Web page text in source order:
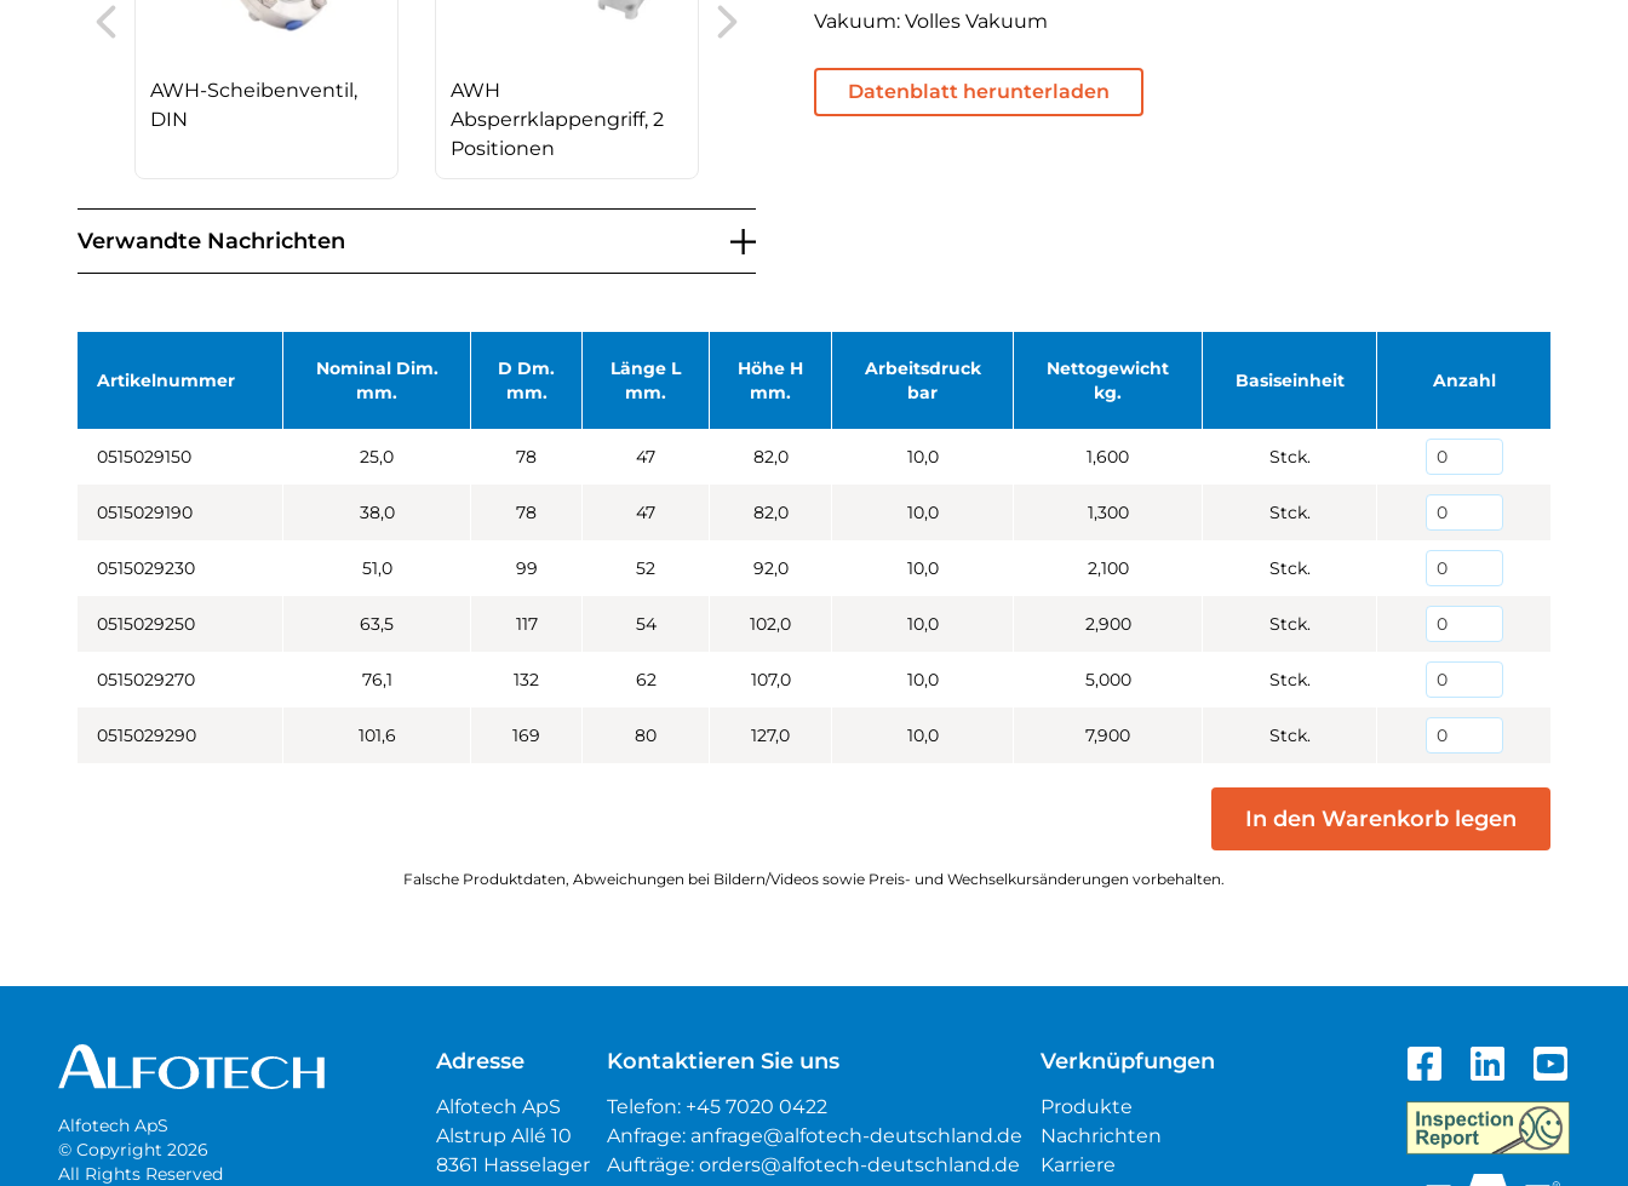
AWH-Scheibenventil,
DIN
AWH
Absperrklappengriff, 2
Positionen
Verwandte Nachrichten
Vakuum: Volles Vakuum
Datenblatt herunterladen
Artikelnummer
Nominal Dim.
mm.
D Dm.
mm.
Länge L
mm.
Höhe H
mm.
Arbeitsdruck
bar
Nettogewicht
kg.
Basiseinheit Anzahl
0515029150 25,0 78 47 82,0 10,0 1,600 Stck.
0515029190 38,0 78 47 82,0 10,0 1,300 Stck.
0515029230 51,0 99 52 92,0 10,0 2,100 Stck.
0515029250 63,5 117 54 102,0 10,0 2,900 Stck.
0515029270 76,1 132 62 107,0 10,0 5,000 Stck.
0515029290 101,6 169 80 127,0 10,0 7,900 Stck.
In den Warenkorb legen
Falsche Produktdaten, Abweichungen bei Bildern/Videos sowie Preis- und Wechselkursänderungen vorbehalten.
Alfotech ApS
© Copyright 2026
All Rights Reserved
Adresse
Alfotech ApS
Alstrup Allé 10
8361 Hasselager
Kontaktieren Sie uns
Telefon: +45 7020 0422
Anfrage: anfrage@alfotech-deutschland.de
Aufträge: orders@alfotech-deutschland.de
Verknüpfungen
Produkte
Nachrichten
Karriere